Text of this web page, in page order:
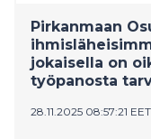
Pirkanmaan
jokaisella on
työpanosta
28.11.2025 08:57:21 EET